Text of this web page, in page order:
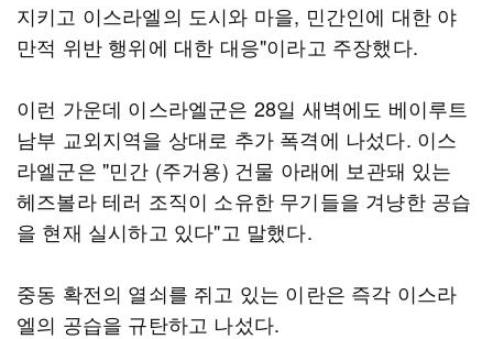
지키고 이스라엘의 도시와 마을, 민간인에 대한 야
만적 위반 행위에 대한 대응"이라고 주장했다.
이런 가운데 이스라엘군은 28일 새벽에도 베이루트
남부 교외지역을 상대로 추가 폭격에 나섰다. 이스
라엘군은 "민간 (주거용) 건물 아래에 보관돼 있는
헤즈볼라 테러 조직이 소유한 무기들을 겨냥한 공습
을 현재 실시하고 있다"고 말했다.
중동 확전의 열쇠를 쥐고 있는 이란은 즉각 이스라
엘의 공습을 규탄하고 나섰다.